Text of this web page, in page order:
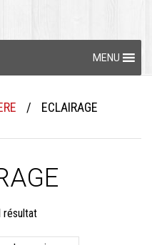
MENU
/ ECLAIRAGE
résultat